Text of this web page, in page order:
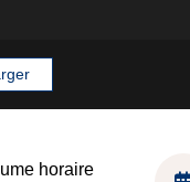
horaire